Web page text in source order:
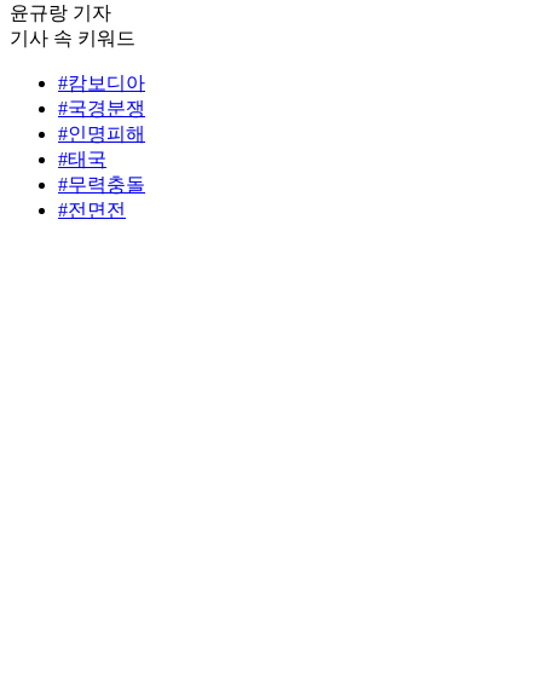
윤규랑 기자
기사 속 키워드
#캄보디아
#국경분쟁
#인명피해
#태국
#무력충돌
#전면전